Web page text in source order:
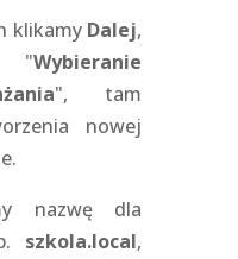
klikamy Dalej,
"Wybieranie
", tam
nowej
nazwę dla
szkola.local,